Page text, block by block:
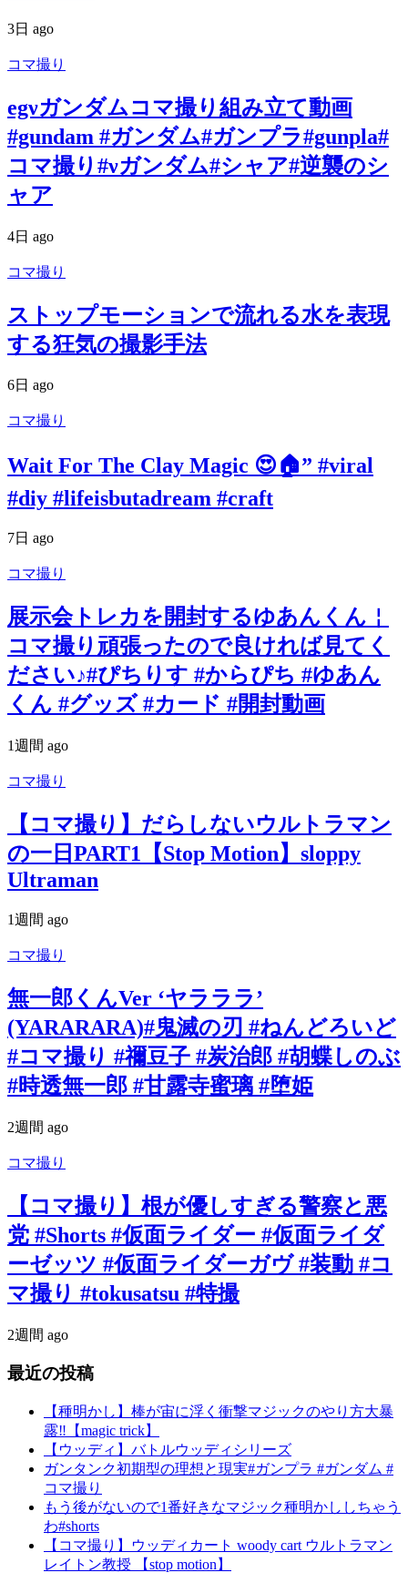
3日 ago
コマ撮り
egνガンダムコマ撮り組み立て動画
#gundam #ガンダム#ガンプラ#gunpla#
コマ撮り#νガンダム#シャア#逆襲のシ
ャア
4日 ago
コマ撮り
ストップモーションで流れる水を表現
する狂気の撮影手法
6日 ago
コマ撮り
Wait For The Clay Magic 😍🏠” #viral
#diy #lifeisbutadream #craft
7日 ago
コマ撮り
展示会トレカを開封するゆあんくん￤
コマ撮り頑張ったので良ければ見てく
ださい♪#ぴちりす #からぴち #ゆあん
くん #グッズ #カード #開封動画
1週間 ago
コマ撮り
【コマ撮り】だらしないウルトラマン
の一日PART1【Stop Motion】sloppy
Ultraman
1週間 ago
コマ撮り
無一郎くんVer ‘ヤラララ’
(YARARARA)#鬼滅の刃 #ねんどろいど
#コマ撮り #禰豆子 #炭治郎 #胡蝶しのぶ
#時透無一郎 #甘露寺蜜璃 #堕姫
2週間 ago
コマ撮り
【コマ撮り】根が優しすぎる警察と悪
党 #Shorts #仮面ライダー #仮面ライダ
ーゼッツ #仮面ライダーガヴ #装動 #コ
マ撮り #tokusatsu #特撮
2週間 ago
最近の投稿
【種明かし】棒が宙に浮く衝撃マジックのやり方大暴
露‼️【magic trick】
【ウッディ】バトルウッディシリーズ
ガンタンク初期型の理想と現実#ガンプラ #ガンダム #
コマ撮り
もう後がないので1番好きなマジック種明かししちゃう
わ#shorts
【コマ撮り】ウッディカート woody cart ウルトラマン
レイトン教授 【stop motion】